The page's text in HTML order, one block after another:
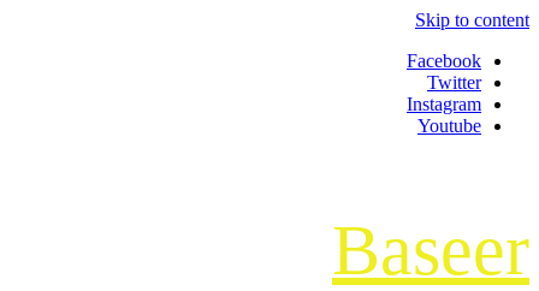
Skip to content
Facebook
Twitter
Instagram
Youtube
Baseer